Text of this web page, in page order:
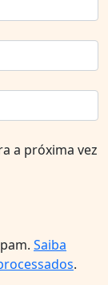
a próxima vez
Saiba
.